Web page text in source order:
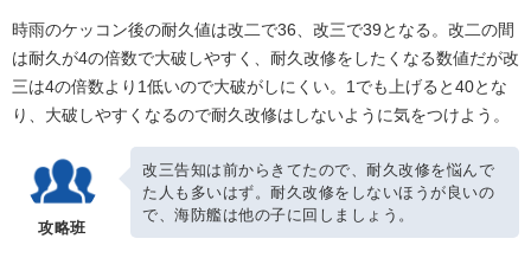
時雨のケッコン後の耐久値は改二で36、改三で39となる。改二の間
は耐久が4の倍数で大破しやすく、耐久改修をしたくなる数値だが改
三は4の倍数より1低いので大破がしにくい。1でも上げると40とな
り、大破しやすくなるので耐久改修はしないように気をつけよう。
攻略班
改三告知は前からきてたので、耐久改修を悩んで
た人も多いはず。耐久改修をしないほうが良いの
で、海防艦は他の子に回しましょう。